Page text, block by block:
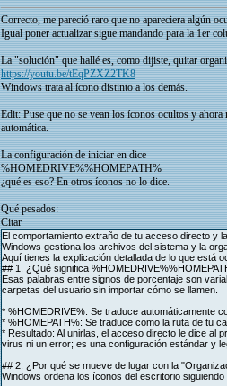
Correcto, me pareció raro que no apareciera algún
Igual poner actualizar sigue mandando para la 1er
La "solución" que hallé es, como dijiste, quitar
https://youtu.be/tEqPZXZ2TK8
Windows trata al ícono distinto a los demás.
Edit: Puse que no se vean los íconos ocultos y
automática.
La configuración de iniciar en dice
%HOMEDRIVE%%HOMEPATH%
¿qué es eso? En otros íconos no lo dice.
Qué pesados:
Citar
El comportamiento extraño de tu acceso directo y
Windows gestiona los archivos del sistema y la
Aquí tienes la explicación detallada de lo que está
## 1. ¿Qué significa
Esas palabras entre signos de porcentaje son
carpetas del usuario sin importar cómo se llamen.
* %HOMEDRIVE%: Se traduce automáticamente
* %HOMEPATH%: Se traduce como la ruta de tu
* Resultado: Al unirlas, el acceso directo le dice al
virus ni un error; es una configuración estándar y
## 2. ¿Por qué se mueve de lugar con la
Windows ordena los íconos del escritorio